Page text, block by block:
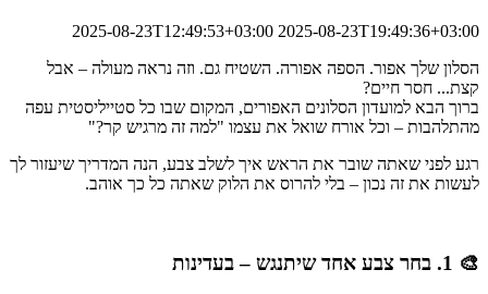
2025-08-23T12:49:53+03:00 2025-08-23T19:49:36+03:00
הסלון שלך אפור. הספה אפורה. השטיח גם. וזה נראה מעולה – אבל
קצת... חסר חיים?
ברוך הבא למועדון הסלונים האפורים, המקום שבו כל סטייליסטית עפה
מהתלהבות – וכל אורח שואל את עצמו "למה זה מרגיש קר?"
רגע לפני שאתה שובר את הראש איך לשלב צבע, הנה המדריך שיעזור לך
לעשות את זה נכון – בלי להרוס את הלוק שאתה כל כך אוהב.
🎨 1. בחר צבע אחד שיתנגש – בעדינות